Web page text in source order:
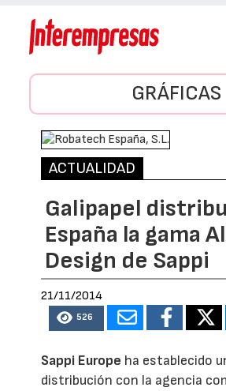
GRÁFICAS
ACTUALIDAD
Galipapel
España la gama
Design de Sappi
21/11/2014
526
Sappi Europe ha establecido
distribución con la agencia